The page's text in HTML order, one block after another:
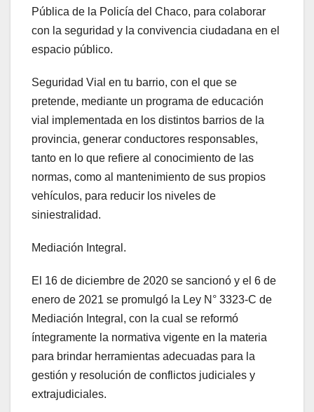
Pública de la Policía del Chaco, para colaborar
con la seguridad y la convivencia ciudadana en el
espacio público.
Seguridad Vial en tu barrio, con el que se
pretende, mediante un programa de educación
vial implementada en los distintos barrios de la
provincia, generar conductores responsables,
tanto en lo que refiere al conocimiento de las
normas, como al mantenimiento de sus propios
vehículos, para reducir los niveles de
siniestralidad.
Mediación Integral.
El 16 de diciembre de 2020 se sancionó y el 6 de
enero de 2021 se promulgó la Ley N° 3323-C de
Mediación Integral, con la cual se reformó
íntegramente la normativa vigente en la materia
para brindar herramientas adecuadas para la
gestión y resolución de conflictos judiciales y
extrajudiciales.